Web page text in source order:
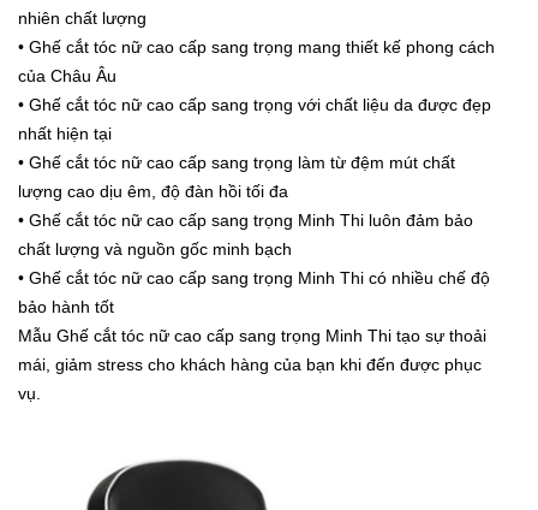
nhiên chất lượng
• Ghế cắt tóc nữ cao cấp sang trọng mang thiết kế phong cách
của Châu Âu
• Ghế cắt tóc nữ cao cấp sang trọng với chất liệu da được đẹp
nhất hiện tại
• Ghế cắt tóc nữ cao cấp sang trọng làm từ đệm mút chất
lượng cao dịu êm, độ đàn hồi tối đa
• Ghế cắt tóc nữ cao cấp sang trọng Minh Thi luôn đảm bảo
chất lượng và nguồn gốc minh bạch
• Ghế cắt tóc nữ cao cấp sang trọng Minh Thi có nhiều chế độ
bảo hành tốt
Mẫu Ghế cắt tóc nữ cao cấp sang trọng Minh Thi tạo sự thoải
mái, giảm stress cho khách hàng của bạn khi đến được phục
vụ.